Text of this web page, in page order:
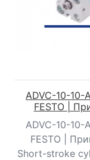
ADVC-10-10-
FESTO |
ADVC-10-10-
FESTO |
Short-stroke